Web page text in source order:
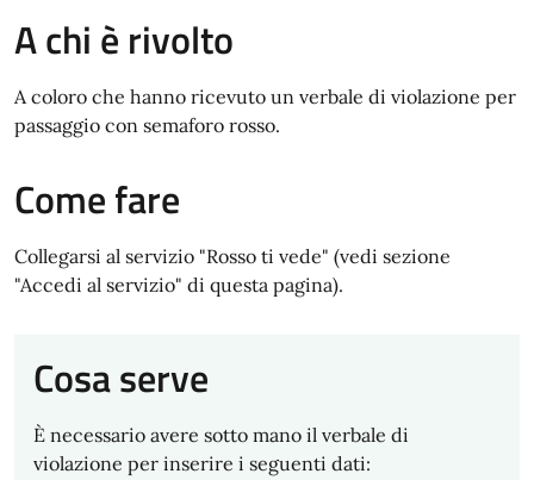
A chi è rivolto
A coloro che hanno ricevuto un verbale di violazione per
passaggio con semaforo rosso.
Come fare
Collegarsi al servizio "Rosso ti vede" (vedi sezione
"Accedi al servizio" di questa pagina).
Cosa serve
È necessario avere sotto mano il verbale di
violazione per inserire i seguenti dati: